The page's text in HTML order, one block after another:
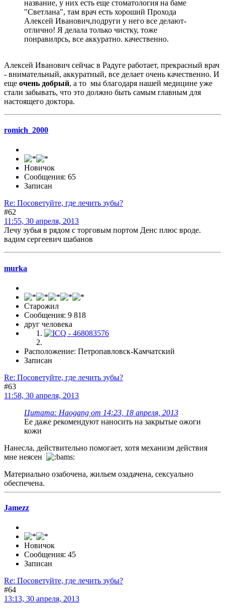
название, у них есть еще стоматология на баме
"Светлана", там врач есть хороший Прохода
Алексей Иванович,подруги у него все делают-
отлично! Я делала только чистку, тоже
понравилрсь, все аккуратно. качественно.
Алексей Иванович сейчас в Радуге работает, прекрасный врач
- внимательный, аккуратный, все делает очень качественно. И
еще очень добрый, а то мы благодаря нашей медицине уже
стали забывать, что это должно быть самым главным для
настоящего доктора.
romich_2000
Новичок
Сообщения: 65
Записан
Re: Посоветуйте, где лечить зубы?
#62
11:55, 30 апреля, 2013
Лечу зубья в рядом с торговым портом Денс плюс вроде.
вадим сергеевич шабанов
murka
Старожил
Сообщения: 9 818
друг человека
Расположение: Петропавловск-Камчатский
Записан
Re: Посоветуйте, где лечить зубы?
#63
11:58, 30 апреля, 2013
Цитата: Haogang от 14:23, 18 апреля, 2013
Ее даже рекомендуют наносить на закрытые ожоги
кожи
Нанесла, действительно помогает, хотя механизм действия
мне неясен
Материально озабочена, жильем озадачена, сексуально
обеспечена.
Jamezz
Новичок
Сообщения: 45
Записан
Re: Посоветуйте, где лечить зубы?
#64
13:13, 30 апреля, 2013